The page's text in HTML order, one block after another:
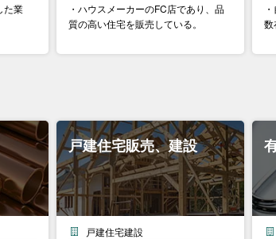
た業
・ハウスメーカーのFC店であり、品
質の高い住宅を販売している。
数
戸建住宅販売、建設
戸建住宅建設